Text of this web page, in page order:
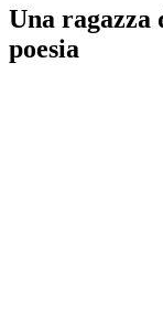
Una ragazza
poesia